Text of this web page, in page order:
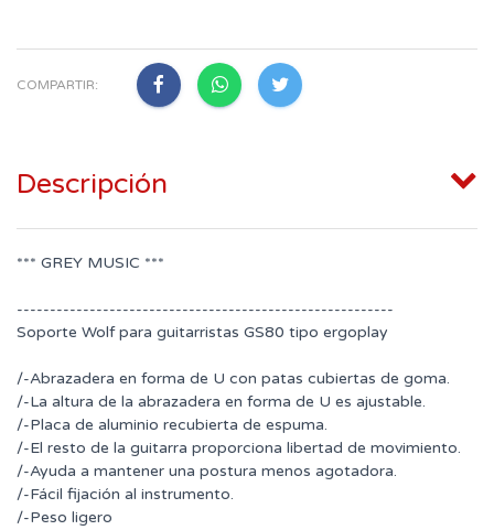
COMPARTIR:
Descripción
*** GREY MUSIC ***
---------------------------------------------------------
Soporte Wolf para guitarristas GS80 tipo ergoplay
/-Abrazadera en forma de U con patas cubiertas de goma.
/-La altura de la abrazadera en forma de U es ajustable.
/-Placa de aluminio recubierta de espuma.
/-El resto de la guitarra proporciona libertad de movimiento.
/-Ayuda a mantener una postura menos agotadora.
/-Fácil fijación al instrumento.
/-Peso ligero